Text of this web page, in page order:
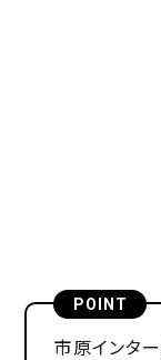
POINT
市原インタ